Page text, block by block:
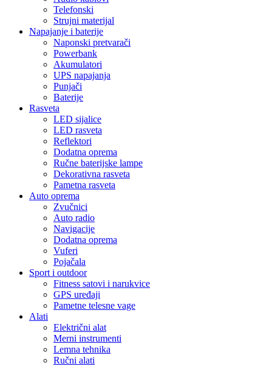
Telefonski
Strujni materijal
Napajanje i baterije
Naponski pretvarači
Powerbank
Akumulatori
UPS napajanja
Punjači
Baterije
Rasveta
LED sijalice
LED rasveta
Reflektori
Dodatna oprema
Ručne baterijske lampe
Dekorativna rasveta
Pametna rasveta
Auto oprema
Zvučnici
Auto radio
Navigacije
Dodatna oprema
Vuferi
Pojačala
Sport i outdoor
Fitness satovi i narukvice
GPS uređaji
Pametne telesne vage
Alati
Električni alat
Merni instrumenti
Lemna tehnika
Ručni alati